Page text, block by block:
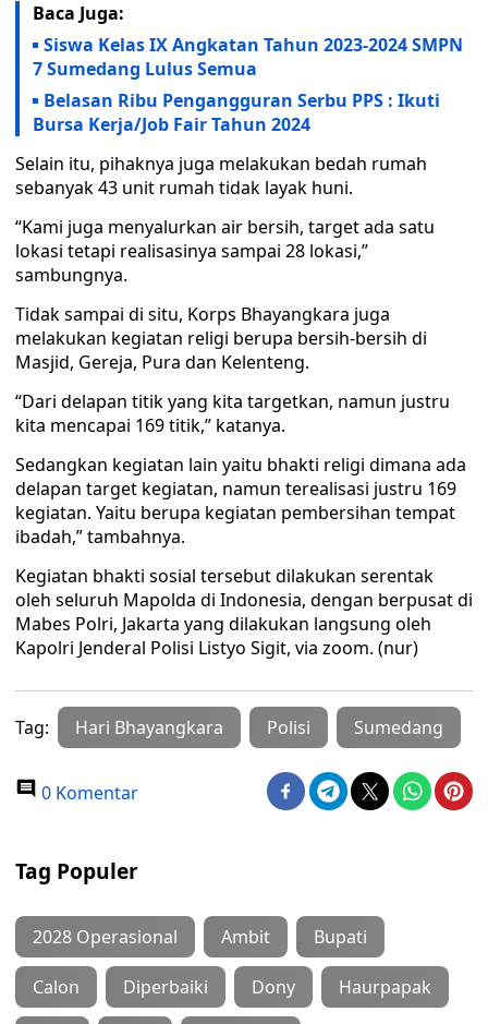
Baca Juga:
Siswa Kelas IX Angkatan Tahun 2023-2024 SMPN
7 Sumedang Lulus Semua
Belasan Ribu Pengangguran Serbu PPS : Ikuti
Bursa Kerja/Job Fair Tahun 2024
Selain itu, pihaknya juga melakukan bedah rumah
sebanyak 43 unit rumah tidak layak huni.
“Kami juga menyalurkan air bersih, target ada satu
lokasi tetapi realisasinya sampai 28 lokasi,”
sambungnya.
Tidak sampai di situ, Korps Bhayangkara juga
melakukan kegiatan religi berupa bersih-bersih di
Masjid, Gereja, Pura dan Kelenteng.
“Dari delapan titik yang kita targetkan, namun justru
kita mencapai 169 titik,” katanya.
Sedangkan kegiatan lain yaitu bhakti religi dimana ada
delapan target kegiatan, namun terealisasi justru 169
kegiatan. Yaitu berupa kegiatan pembersihan tempat
ibadah,” tambahnya.
Kegiatan bhakti sosial tersebut dilakukan serentak
oleh seluruh Mapolda di Indonesia, dengan berpusat di
Mabes Polri, Jakarta yang dilakukan langsung oleh
Kapolri Jenderal Polisi Listyo Sigit, via zoom. (nur)
Tag: Hari Bhayangkara Polisi Sumedang
0 Komentar
Tag Populer
2028 Operasional Ambit Bupati
Calon Diperbaiki Dony Haurpapak